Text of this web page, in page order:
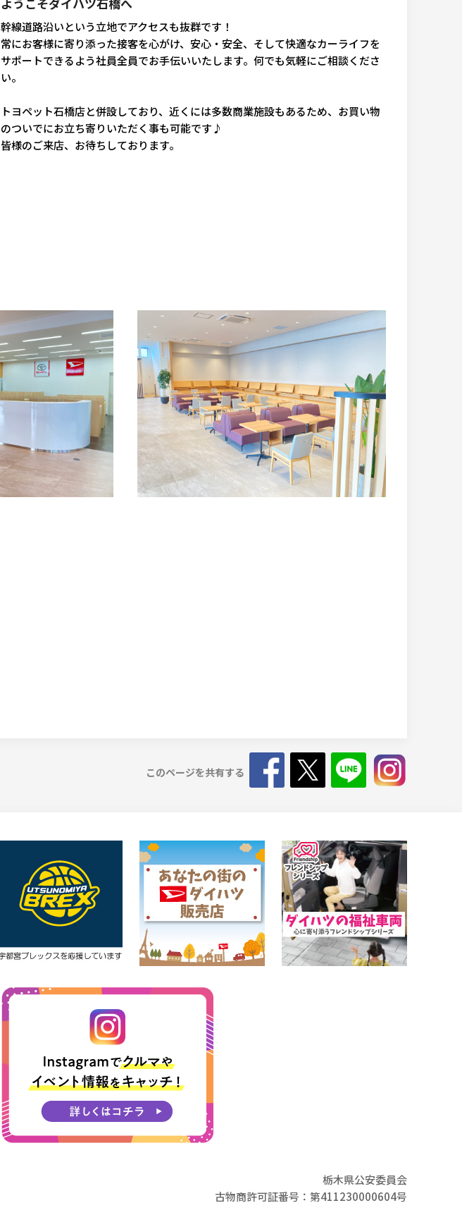
幹線道路沿いという立地でアクセスも抜群です！
常にお客様に寄り添った接客を心がけ、安心・安全、そして快適なカーライフを
サポートできるよう社員全員でお手伝いいたします。何でも気軽にご相談くださ
い。
トヨペット石橋店と併設しており、近くには多数商業施設もあるため、お買い物
のついでにお立ち寄りいただく事も可能です♪
皆様のご来店、お待ちしております。
このページを共有する
栃木県公安委員会
古物商許可証番号：第411230000604号